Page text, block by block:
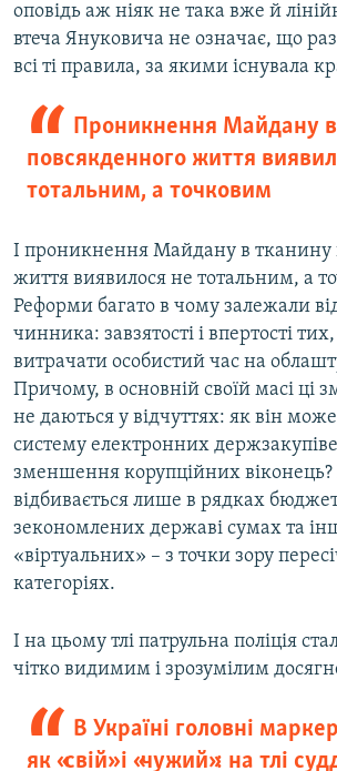
оповідь аж ніяк не така вже й
втеча Януковича не означає, що
всі ті правила, за якими існувала
Проникнення Майдану
повсякденного життя
тотальним, а точковим
І проникнення Майдану в тканину
життя виявилося не тотальним, а
Реформи багато в чому залежали
чинника: завзятості і впертості
витрачати особистий час на
Причому, в основній своїй масі ці
не даються у відчуттях: як він
систему електронних
зменшення корупційних віконець?
відбивається лише в рядках
зекономлених державі сумах та
«віртуальних» – з точки зору
категоріях.
І на цьому тлі патрульна поліція
чітко видимим і зрозумілим
В Україні головні
як «свій» і «чужий»: на тлі